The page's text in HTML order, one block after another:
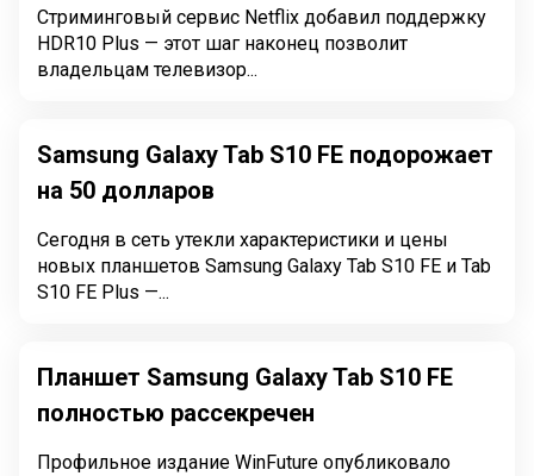
Стриминговый сервис Netflix добавил поддержку
HDR10 Plus — этот шаг наконец позволит
владельцам телевизор...
Samsung Galaxy Tab S10 FE подорожает
на 50 долларов
Сегодня в сеть утекли характеристики и цены
новых планшетов Samsung Galaxy Tab S10 FE и Tab
S10 FE Plus —...
Планшет Samsung Galaxy Tab S10 FE
полностью рассекречен
Профильное издание WinFuture опубликовало